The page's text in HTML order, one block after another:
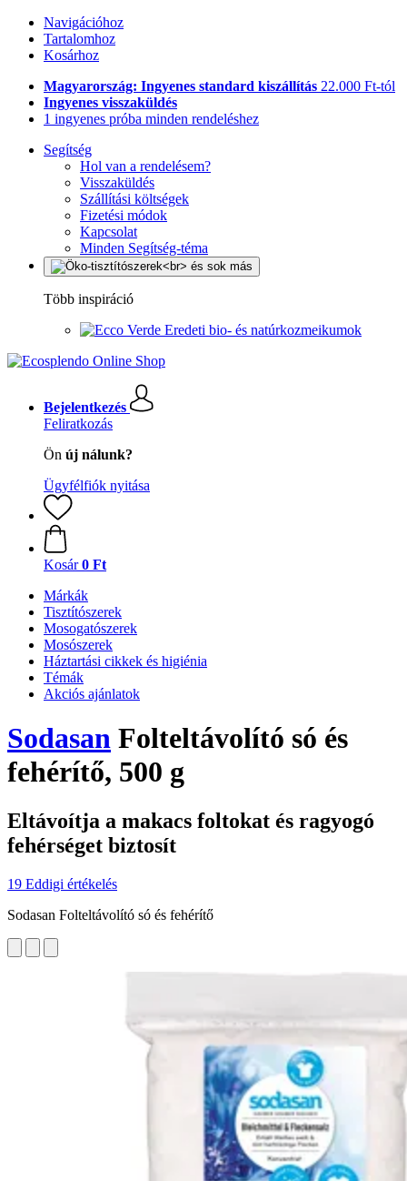
Navigációhoz
Tartalomhoz
Kosárhoz
Magyarország: Ingyenes standard kiszállítás 22.000 Ft-tól
Ingyenes visszaküldés
1 ingyenes próba minden rendeléshez
Segítség
Hol van a rendelésem?
Visszaküldés
Szállítási költségek
Fizetési módok
Kapcsolat
Minden Segítség-téma
Több inspiráció
Eredeti bio- és natúrkozmeikumok
Bejelentkezés
Feliratkozás
Ön új nálunk?
Ügyfélfiók nyitása
Kosár 0 Ft
Márkák
Tisztítószerek
Mosogatószerek
Mosószerek
Háztartási cikkek és higiénia
Témák
Akciós ajánlatok
Sodasan Folteltávolító só és
fehérítő, 500 g
Eltávoítja a makacs foltokat és ragyogó
fehérséget biztosít
19 Eddigi értékelés
Sodasan Folteltávolító só és fehérítő